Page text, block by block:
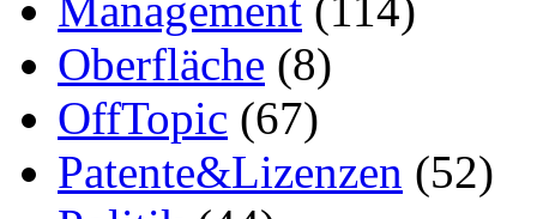
Oberfläche (8)
OffTopic (67)
Patente&Lizenzen (52)